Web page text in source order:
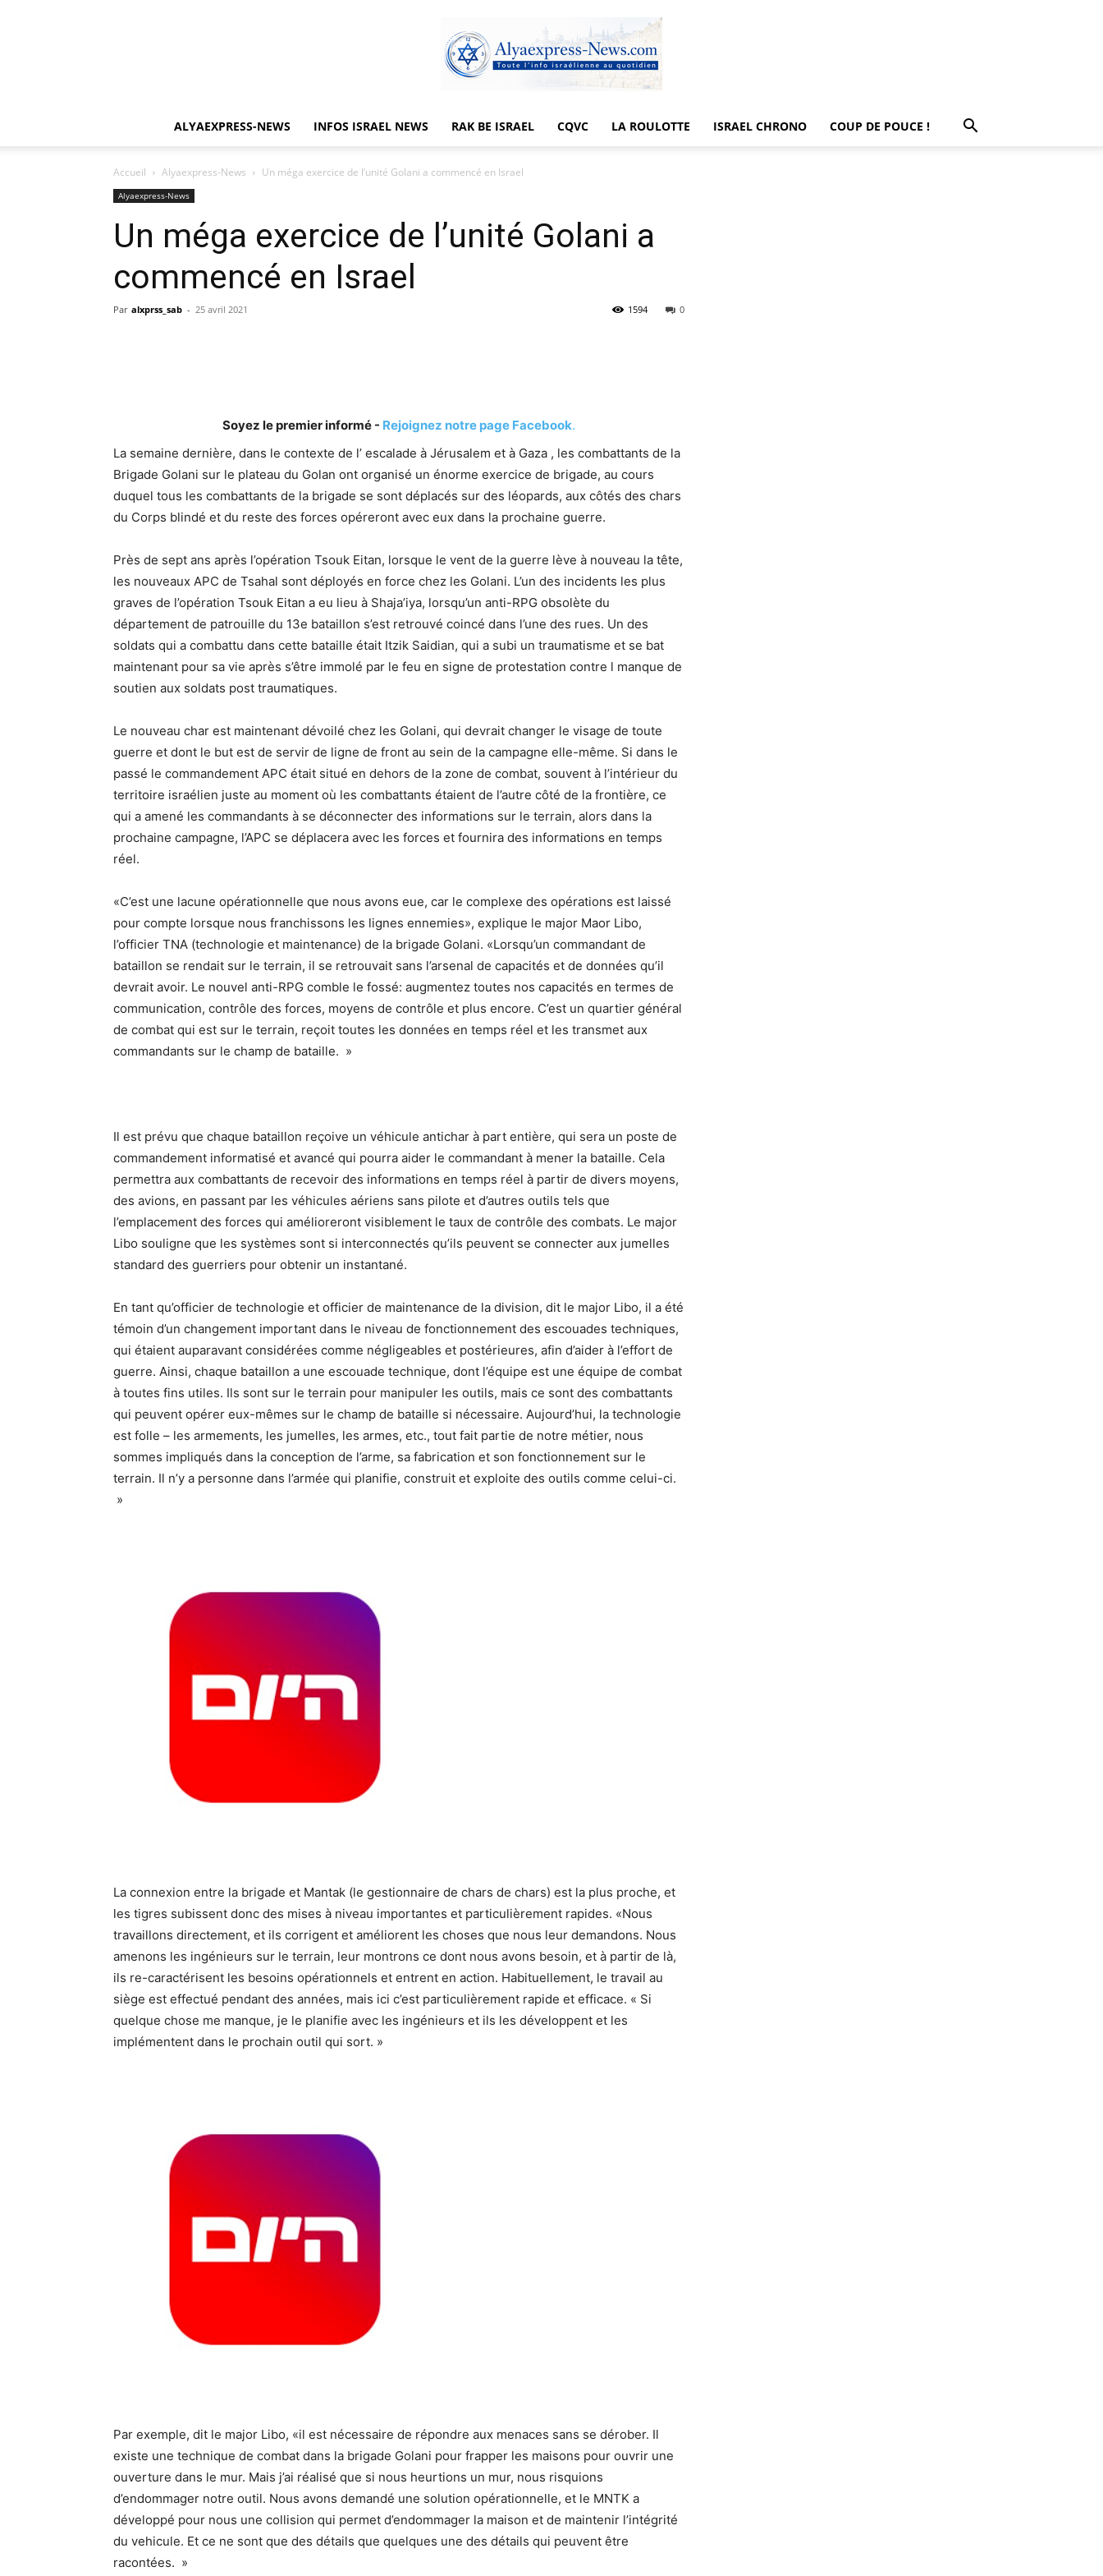
News
ALYAEXPRESS-NEWS INFOS ISRAEL NEWS RAK BE ISRAEL CQVC LA ROULOTTE ISRAEL CHRONO COUP DE POUCE !
Accueil Alyaexpress-News Un méga exercice de l’unité Golani a commencé en Israel
Alyaexpress-News
Un méga exercice de l’unité Golani a
commencé en Israel
Par alxprss_sab - 25 avril 2021 0
1594
Soyez le premier informé - Rejoignez notre page Facebook.
La semaine dernière, dans le contexte de l’ escalade à Jérusalem et à Gaza , les combattants de la
Brigade Golani sur le plateau du Golan ont organisé un énorme exercice de brigade, au cours
duquel tous les combattants de la brigade se sont déplacés sur des léopards, aux côtés des chars
du Corps blindé et du reste des forces opéreront avec eux dans la prochaine guerre.
Près de sept ans après l’opération Tsouk Eitan, lorsque le vent de la guerre lève à nouveau la tête,
les nouveaux APC de Tsahal sont déployés en force chez les Golani. L’un des incidents les plus
graves de l’opération Tsouk Eitan a eu lieu à Shaja’iya, lorsqu’un anti-RPG obsolète du
département de patrouille du 13e bataillon s’est retrouvé coincé dans l’une des rues. Un des
soldats qui a combattu dans cette bataille était Itzik Saidian, qui a subi un traumatisme et se bat
maintenant pour sa vie après s’être immolé par le feu en signe de protestation contre l manque de
soutien aux soldats post traumatiques.
Le nouveau char est maintenant dévoilé chez les Golani, qui devrait changer le visage de toute
guerre et dont le but est de servir de ligne de front au sein de la campagne elle-même. Si dans le
passé le commandement APC était situé en dehors de la zone de combat, souvent à l’intérieur du
territoire israélien juste au moment où les combattants étaient de l’autre côté de la frontière, ce
qui a amené les commandants à se déconnecter des informations sur le terrain, alors dans la
prochaine campagne, l’APC se déplacera avec les forces et fournira des informations en temps
réel.
«C’est une lacune opérationnelle que nous avons eue, car le complexe des opérations est laissé
pour compte lorsque nous franchissons les lignes ennemies», explique le major Maor Libo,
l’officier TNA (technologie et maintenance) de la brigade Golani. «Lorsqu’un commandant de
bataillon se rendait sur le terrain, il se retrouvait sans l’arsenal de capacités et de données qu’il
devrait avoir. Le nouvel anti-RPG comble le fossé: augmentez toutes nos capacités en termes de
communication, contrôle des forces, moyens de contrôle et plus encore. C’est un quartier général
de combat qui est sur le terrain, reçoit toutes les données en temps réel et les transmet aux
commandants sur le champ de bataille. »
Il est prévu que chaque bataillon reçoive un véhicule antichar à part entière, qui sera un poste de
commandement informatisé et avancé qui pourra aider le commandant à mener la bataille. Cela
permettra aux combattants de recevoir des informations en temps réel à partir de divers moyens,
des avions, en passant par les véhicules aériens sans pilote et d’autres outils tels que
l’emplacement des forces qui amélioreront visiblement le taux de contrôle des combats. Le major
Libo souligne que les systèmes sont si interconnectés qu’ils peuvent se connecter aux jumelles
standard des guerriers pour obtenir un instantané.
En tant qu’officier de technologie et officier de maintenance de la division, dit le major Libo, il a été
témoin d’un changement important dans le niveau de fonctionnement des escouades techniques,
qui étaient auparavant considérées comme négligeables et postérieures, afin d’aider à l’effort de
guerre. Ainsi, chaque bataillon a une escouade technique, dont l’équipe est une équipe de combat
à toutes fins utiles. Ils sont sur le terrain pour manipuler les outils, mais ce sont des combattants
qui peuvent opérer eux-mêmes sur le champ de bataille si nécessaire. Aujourd’hui, la technologie
est folle – les armements, les jumelles, les armes, etc., tout fait partie de notre métier, nous
sommes impliqués dans la conception de l’arme, sa fabrication et son fonctionnement sur le
terrain. Il n’y a personne dans l’armée qui planifie, construit et exploite des outils comme celui-ci.
»
La connexion entre la brigade et Mantak (le gestionnaire de chars de chars) est la plus proche, et
les tigres subissent donc des mises à niveau importantes et particulièrement rapides. «Nous
travaillons directement, et ils corrigent et améliorent les choses que nous leur demandons. Nous
amenons les ingénieurs sur le terrain, leur montrons ce dont nous avons besoin, et à partir de là,
ils re-caractérisent les besoins opérationnels et entrent en action. Habituellement, le travail au
siège est effectué pendant des années, mais ici c’est particulièrement rapide et efficace. « Si
quelque chose me manque, je le planifie avec les ingénieurs et ils les développent et les
implémentent dans le prochain outil qui sort. »
Par exemple, dit le major Libo, «il est nécessaire de répondre aux menaces sans se dérober. Il
existe une technique de combat dans la brigade Golani pour frapper les maisons pour ouvrir une
ouverture dans le mur. Mais j’ai réalisé que si nous heurtions un mur, nous risquions
d’endommager notre outil. Nous avons demandé une solution opérationnelle, et le MNTK a
développé pour nous une collision qui permet d’endommager la maison et de maintenir l’intégrité
du vehicule. Et ce ne sont que des détails que quelques une des détails qui peuvent être
racontées. »